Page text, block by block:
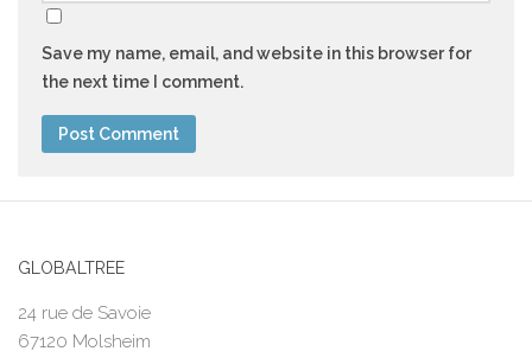
Save my name, email, and website in this browser for
the next time I comment.
GLOBALTREE
24 rue de Savoie
67120 Molsheim